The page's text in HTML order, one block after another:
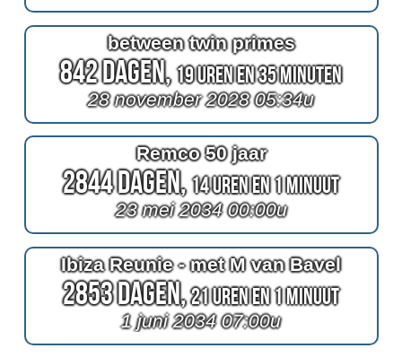
between twin primes
842 Dagen,19 Uren en 35 Minuten
28 november 2028 05:34u
Remco 50 jaar
2844 Dagen,14 Uren en 1 Minuut
23 mei 2034 00:00u
Ibiza Reunie - met M van Bavel
2853 Dagen,21 Uren en 1 Minuut
1 juni 2034 07:00u